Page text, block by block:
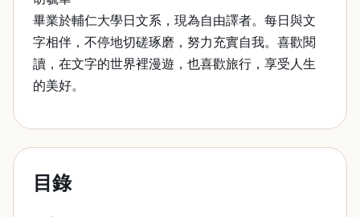
畢業於輔仁大學日文系，現為自由譯者。每日與文
字相伴，不停地切磋琢磨，努力充實自我。喜歡閱
讀，在文字的世界裡漫遊，也喜歡旅行，享受人生
的美好。
目錄